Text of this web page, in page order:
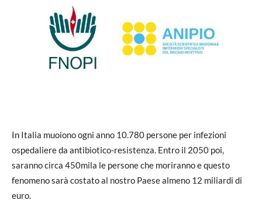
In Italia muoiono ogni anno 10.780 persone per infezioni
ospedaliere da antibiotico-resistenza. Entro il 2050 poi,
saranno circa 450mila le persone che moriranno e questo
fenomeno sarà costato al nostro Paese almeno 12 miliardi di
euro.